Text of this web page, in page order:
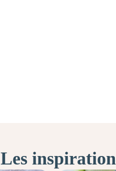
Les